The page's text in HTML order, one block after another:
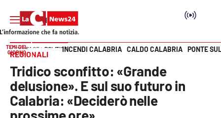
SEZIONI
Cronaca
Vai
TEMI DEL
GIORNO
INCENDI CALABRIA CALDO CALABRIA PONTE
HOME PAGE POLITICA
REGIONALI
Tridico sconfitto: «Grande
delusione». E sul suo futuro in
Calabria: «Deciderò nelle